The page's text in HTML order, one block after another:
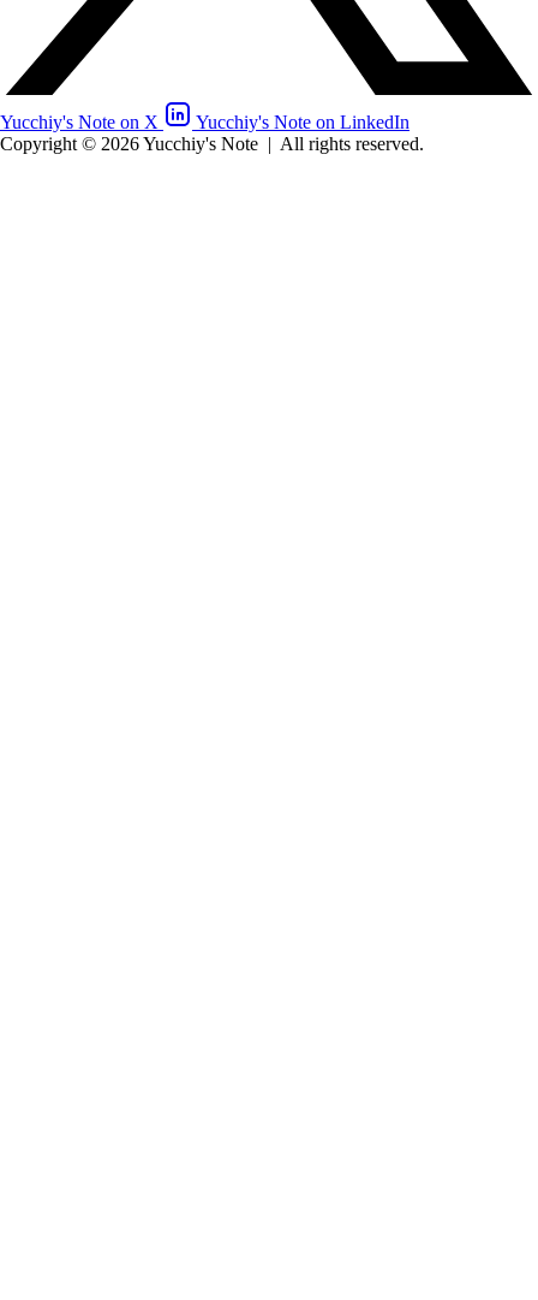
Yucchiy's Note on X
Yucchiy's Note on LinkedIn
Copyright © 2026 Yucchiy's Note | All rights reserved.